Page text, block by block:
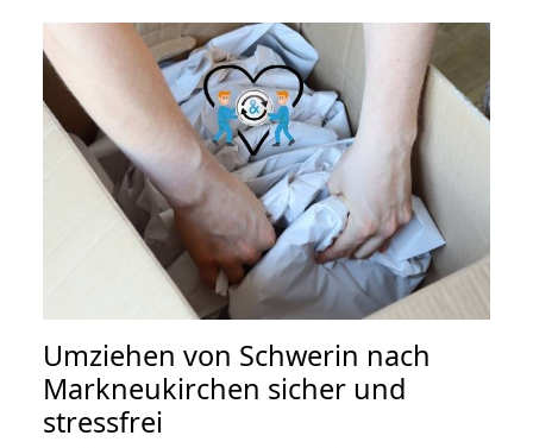
Umziehen von Schwerin nach
Markneukirchen sicher und
stressfrei